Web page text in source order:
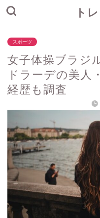
ト
スポーツ
女子体操ブラジ
ドラーデの美人
経歴も調査